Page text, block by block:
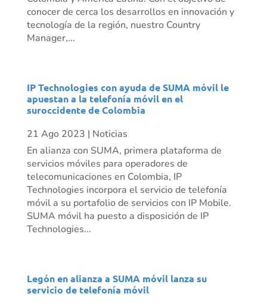
conocer de cerca los desarrollos en innovación y
tecnología de la región, nuestro Country
Manager,...
IP Technologies con ayuda de SUMA móvil le
apuestan a la telefonía móvil en el
suroccidente de Colombia
21 Ago 2023 | Noticias
En alianza con SUMA, primera plataforma de
servicios móviles para operadores de
telecomunicaciones en Colombia, IP
Technologies incorpora el servicio de telefonía
móvil a su portafolio de servicios con IP Mobile.
SUMA móvil ha puesto a disposición de IP
Technologies...
Legón en alianza a SUMA móvil lanza su
servicio de telefonía móvil